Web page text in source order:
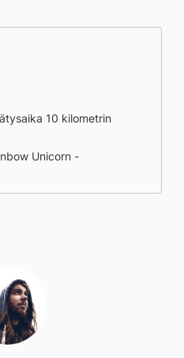
10 kilometrin
Unicorn -